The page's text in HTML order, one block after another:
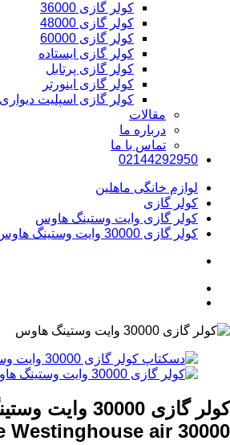
کولر گازی 36000
کولر گازی 48000
کولر گازی 60000
کولر گازی ایستاده
کولر گازی پرتابل
کولر گازی اینورتر
کولر گازی اسپلیت دیواری
مقالات
درباره ما
تماس با ما
02144292950
لوازم خانگی ماهلین
کولر گازی
کولر گازی وایت وستینگ هاوس
کولر گازی 30000 وایت وستینگ هاوس
کولر گازی 30000 وایت وستینگ هاوس
Westinghouse air